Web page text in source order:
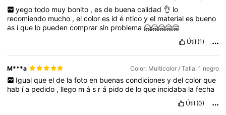
yego todo muy bonito , es de buena calidad 👌 lo
recomiendo mucho ,elcolores idé nticoyel materiales bueno
as íque lo puedencomprarsin problema🤗🤗🤗🤗🤗
Útil (1)
M***a Color: Multicolor / Talla: 1 negro
Igual que el de la foto en buenas condiciones y del color que
hab ía pedido , llego más rá pidode loque incidaba lafecha
Útil (0)